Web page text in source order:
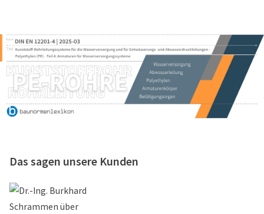
Das sagen unsere Kunden